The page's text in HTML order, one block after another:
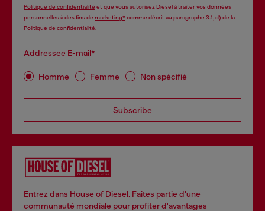
Politique de confidentialité et que vous autorisez Diesel à traiter vos données
personnelles à des fins de marketing*comme décrit au paragraphe 3.1, d) de la
Politique de confidentialité
Addressee E-mail*
Homme Femme Non spécifié
Subscribe
Entrez dans House of Diesel. Faites partie d'une
communauté mondiale pour profiter d'avantages